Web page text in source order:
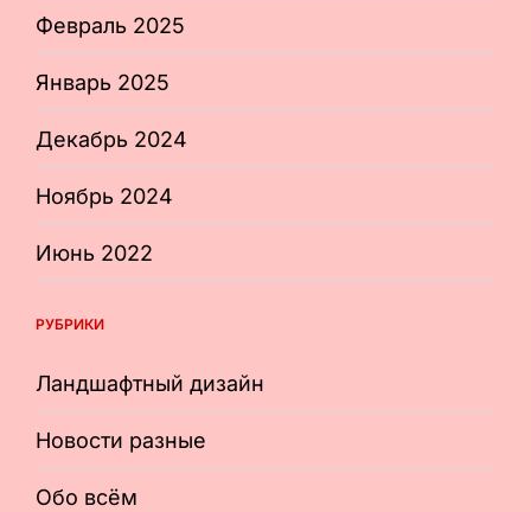
Февраль 2025
Январь 2025
Декабрь 2024
Ноябрь 2024
Июнь 2022
РУБРИКИ
Ландшафтный дизайн
Новости разные
Обо всём